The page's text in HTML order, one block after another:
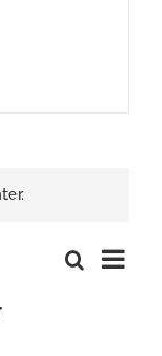
Søk
Views
Liste